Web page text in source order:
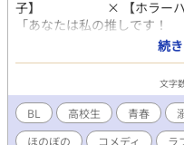
子】 × 【ホラーハウ
「あなたは私の推しです！
敵！」 まさかの全肯定。 そ
去の失敗から“ゆるふわ可愛
生・光星風太。 合コンデー
込まれたホラーハウスで、
はそこでゾンビとして、働い
らず、某事情により失神し
続
文字
BL 高校生 青春
ほのぼの
コメディ ラ